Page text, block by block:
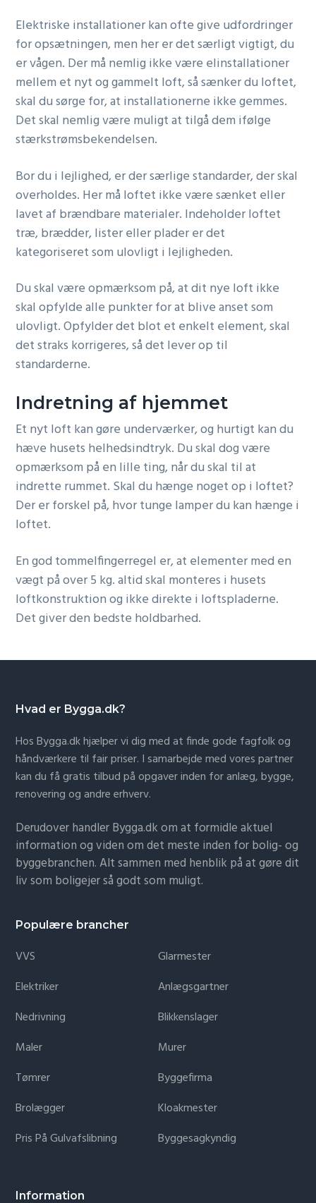
Elektriske installationer kan ofte give udfordringer
for opsætningen, men her er det særligt vigtigt, du
er vågen. Der må nemlig ikke være elinstallationer
mellem et nyt og gammelt loft, så sænker du loftet,
skal du sørge for, at installationerne ikke gemmes.
Det skal nemlig være muligt at tilgå dem ifølge
stærkstrømsbekendelsen.
Bor du i lejlighed, er der særlige standarder, der skal
overholdes. Her må loftet ikke være sænket eller
lavet af brændbare materialer. Indeholder loftet
træ, brædder, lister eller plader er det
kategoriseret som ulovligt i lejligheden.
Du skal være opmærksom på, at dit nye loft ikke
skal opfylde alle punkter for at blive anset som
ulovligt. Opfylder det blot et enkelt element, skal
det straks korrigeres, så det lever op til
standarderne.
Indretning af hjemmet
Et nyt loft kan gøre underværker, og hurtigt kan du
hæve husets helhedsindtryk. Du skal dog være
opmærksom på en lille ting, når du skal til at
indrette rummet. Skal du hænge noget op i loftet?
Der er forskel på, hvor tunge lamper du kan hænge i
loftet.
En god tommelfingerregel er, at elementer med en
vægt på over 5 kg. altid skal monteres i husets
loftkonstruktion og ikke direkte i loftspladerne.
Det giver den bedste holdbarhed.
Hvad er Bygga.dk?
Hos Bygga.dk hjælper vi dig med at finde gode fagfolk og
håndværkere til fair priser. I samarbejde med vores partner
kan du få gratis tilbud på opgaver inden for anlæg, bygge,
renovering og andre erhverv.
Derudover handler Bygga.dk om at formidle aktuel
information og viden om det meste inden for bolig- og
byggebranchen. Alt sammen med henblik på at gøre dit
liv som boligejer så godt som muligt.
Populære brancher
VVS
Glarmester
Elektriker
Anlægsgartner
Nedrivning
Blikkenslager
Maler
Murer
Tømrer
Byggefirma
Brolægger
Kloakmester
Pris På Gulvafslibning
Byggesagkyndig
Information